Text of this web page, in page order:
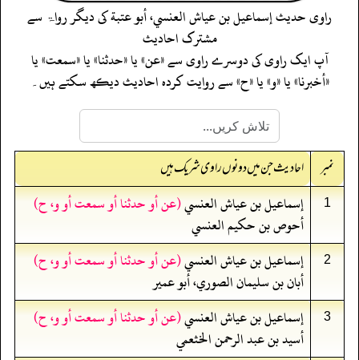
راوی حدیثإسماعيل بن عياش العنسي، أبو عتبةکی دیگر رواۃ سے
مشترک احادیث
آپ ایک راوی کی دوسرے راوی سے «عن» یا «حدثنا» یا «سمعت» یا
«أخبرنا» یا «و» یا «ح» سے روایت کردہ احادیث دیکھ سکتے ہیں۔
نمبر احادیث جن میں دونوں راوی شریک ہیں
1 إسماعيل بن عياش العنسي(عن أو حدثنا أو سمعت أو و، ح)
أحوص بن حكيم العنسي
2 إسماعيل بن عياش العنسي(عن أو حدثنا أو سمعت أو و، ح)
أبان بن سليمان الصوري، أبو عمير
3 إسماعيل بن عياش العنسي(عن أو حدثنا أو سمعت أو و، ح)
أسيد بن عبد الرحمن الخثعمي